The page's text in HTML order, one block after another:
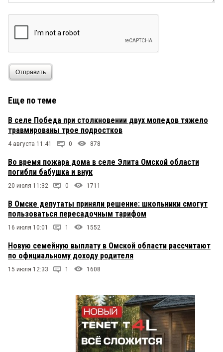
Отправить
Еще по теме
В селе Победа при столкновении двух мопедов тяжело
травмированы трое подростков
4 августа 11:41 0 878
Во время пожара дома в селе Элита Омской области
погибли бабушка и внук
20 июля 11:32 0 1711
В Омске депутаты приняли решение: школьники смогут
пользоваться пересадочным тарифом
16 июля 10:01 1 1552
Новую семейную выплату в Омской области рассчитают
по официальному доходу родителя
15 июля 12:33 1 1608